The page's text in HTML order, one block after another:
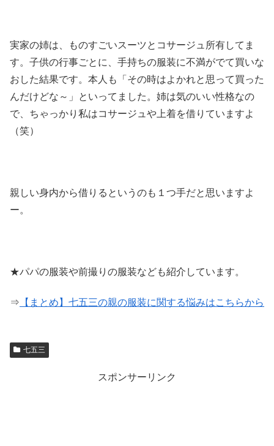
実家の姉は、ものすごいスーツとコサージュ所有してま
す。子供の行事ごとに、手持ちの服装に不満がでて買いな
おした結果です。本人も「その時はよかれと思って買った
んだけどな～」といってました。姉は気のいい性格なの
で、ちゃっかり私はコサージュや上着を借りていますよ
（笑）
親しい身内から借りるというのも１つ手だと思いますよ
ー。
★パパの服装や前撮りの服装なども紹介しています。
⇒ 【まとめ】七五三の親の服装に関する悩みはこちらから
七五三
スポンサーリンク